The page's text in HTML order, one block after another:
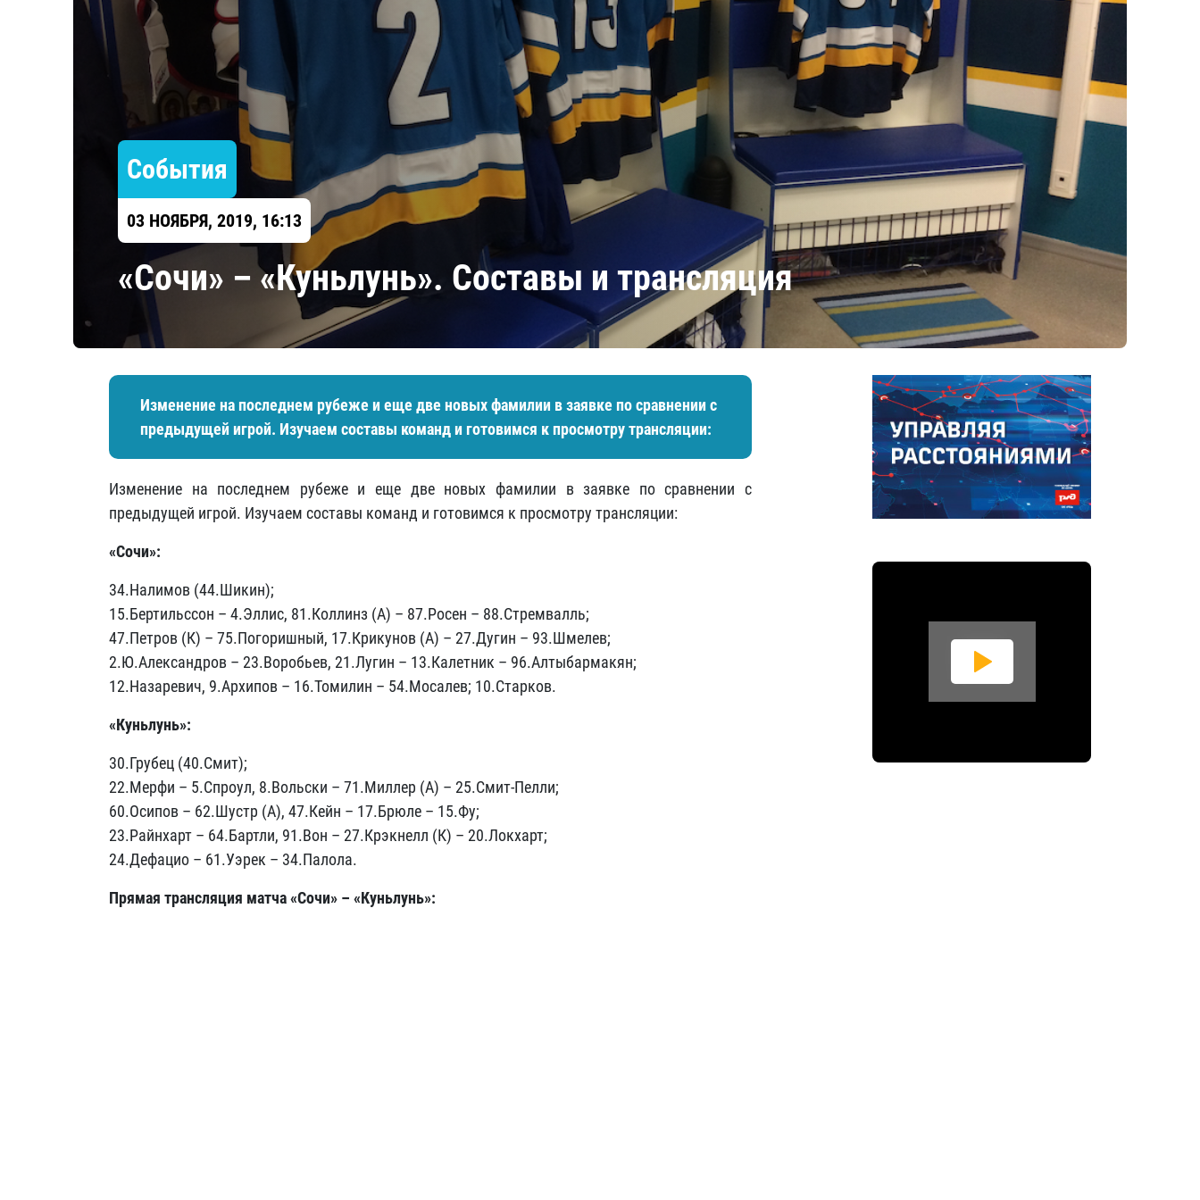
ЦСКА
Шанхайские Драконы
Салават Юлаев
События
03 НОЯБРЯ, 2019, 16:13
«Сочи» – «Куньлунь». Составы и трансляция
Изменение на последнем рубеже и еще две новых фамилии в заявке по сравнении с
предыдущей игрой. Изучаем составы команд и готовимся к просмотру трансляции:
Изменение на последнем рубеже и еще две новых фамилии в заявке по сравнении с
предыдущей игрой. Изучаем составы команд и готовимся к просмотру трансляции:
«Сочи»:
34.Налимов (44.Шикин);
15.Бертильссон – 4.Эллис, 81.Коллинз (А) – 87.Росен – 88.Стремвалль;
47.Петров (К) – 75.Погоришный, 17.Крикунов (А) – 27.Дугин – 93.Шмелев;
2.Ю.Александров – 23.Воробьев, 21.Лугин – 13.Калетник – 96.Алтыбармакян;
12.Назаревич, 9.Архипов – 16.Томилин – 54.Мосалев; 10.Старков.
«Куньлунь»:
30.Грубец (40.Смит);
22.Мерфи – 5.Спроул, 8.Вольски – 71.Миллер (А) – 25.Смит-Пелли;
60.Осипов – 62.Шустр (А), 47.Кейн – 17.Брюле – 15.Фу;
23.Райнхарт – 64.Бартли, 91.Вон – 27.Крэкнелл (К) – 20.Локхарт;
24.Дефацио – 61.Уэрек – 34.Палола.
Прямая трансляция матча «Сочи» – «Куньлунь»: